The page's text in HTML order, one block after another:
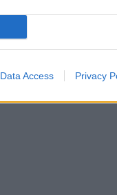
Data Access Privacy
επιστροφή